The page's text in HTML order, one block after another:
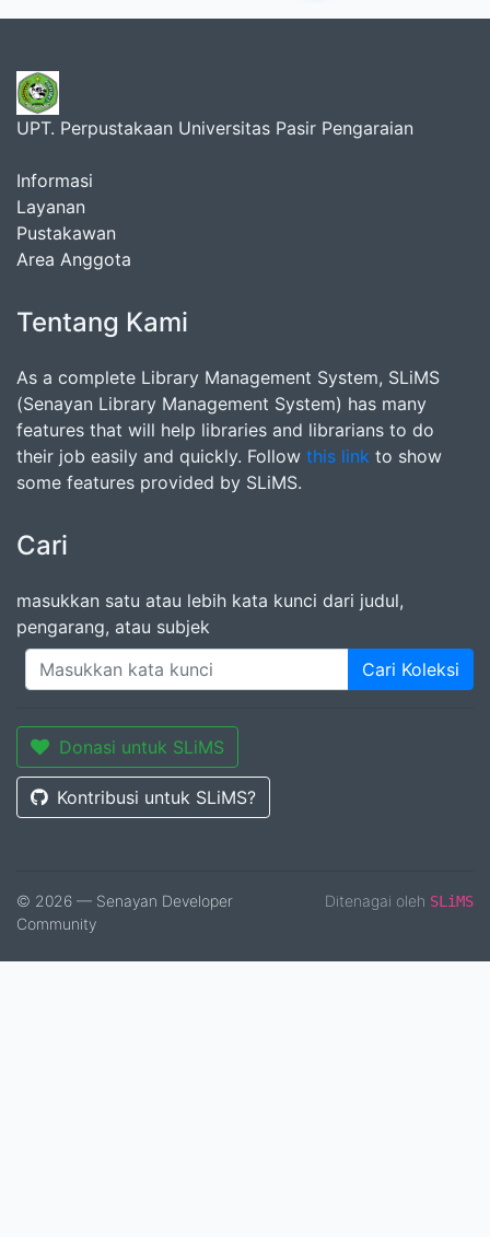
UPT. Perpustakaan Universitas Pasir Pengaraian
Informasi
Layanan
Pustakawan
Area Anggota
Tentang Kami
As a complete Library Management System, SLiMS
(Senayan Library Management System) has many
features that will help libraries and librarians to do
their job easily and quickly. Follow this link to show
some features provided by SLiMS.
Cari
masukkan satu atau lebih kata kunci dari judul,
pengarang, atau subjek
Cari Koleksi
Donasi untuk SLiMS
Kontribusi untuk SLiMS?
© 2026 — Senayan Developer
Community
Ditenagai oleh SLiMS